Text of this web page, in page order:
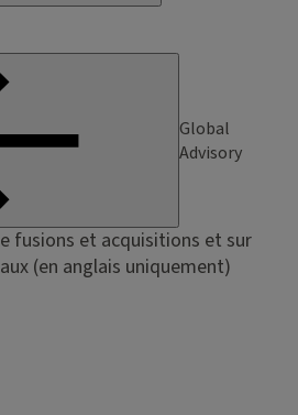
Global
Advisory
fusions et acquisitions et sur
(en anglais uniquement)